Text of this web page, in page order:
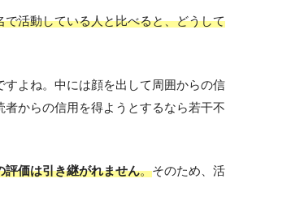
で活動している人と比べると、どうして
よね。中には顔を出して周囲からの信
からの信用を得ようとするなら若干不
評価は引き継がれません。そのため、活